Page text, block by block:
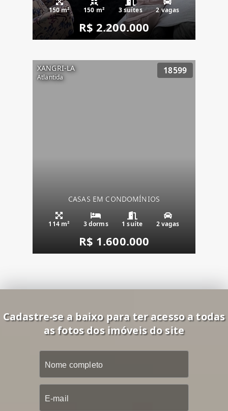
150 m² 150 m² 3 suítes 2 vagas
R$ 2.200.000
XANGRI-LA
Atlantida
18599
CASAS EM CONDOMÍNIOS
114 m² 3 dorms 1 suíte 2 vagas
R$ 1.600.000
Cadastre-se a baixo para ter acesso a todas
as fotos dos imóveis do site